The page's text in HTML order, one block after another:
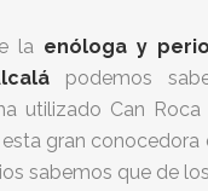
la enóloga y
podemos
utilizado Can Roca
esta gran conocedora
sabemos que de